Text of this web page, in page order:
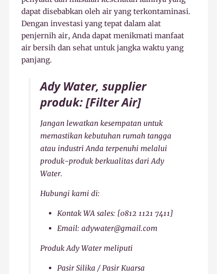
dapat disebabkan oleh air yang terkontaminasi.
Dengan investasi yang tepat dalam alat
penjernih air, Anda dapat menikmati manfaat
air bersih dan sehat untuk jangka waktu yang
panjang.
Ady Water, supplier
produk: [Filter Air]
Jangan lewatkan kesempatan untuk
memastikan kebutuhan rumah tangga
atau industri Anda terpenuhi melalui
produk-produk berkualitas dari Ady
Water.
Hubungi kami di:
Kontak WA sales: [0812 1121 7411]
Email: adywater@gmail.com
Produk Ady Water meliputi
Pasir Silika / Pasir Kuarsa